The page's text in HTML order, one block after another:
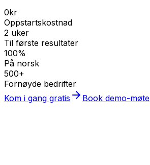
0kr
Oppstartskostnad
2 uker
Til første resultater
100%
På norsk
500+
Fornøyde bedrifter
Kom i gang gratis
Book demo-møte